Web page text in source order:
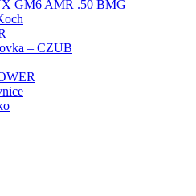
GM6 AMR .50 BMG
– CZUB